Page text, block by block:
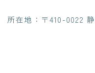
所在地：〒410-0022